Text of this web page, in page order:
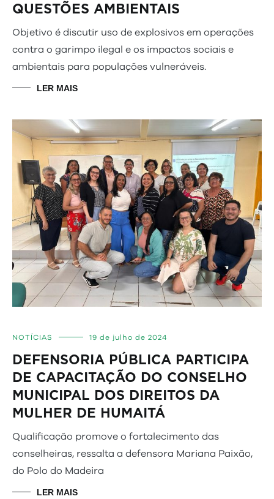
QUESTÕES AMBIENTAIS
Objetivo é discutir uso de explosivos em operações
contra o garimpo ilegal e os impactos sociais e
ambientais para populações vulneráveis.
LER MAIS
NOTÍCIAS 19 de julho de 2024
DEFENSORIA PÚBLICA PARTICIPA
DE CAPACITAÇÃO DO CONSELHO
MUNICIPAL DOS DIREITOS DA
MULHER DE HUMAITÁ
Qualificação promove o fortalecimento das
conselheiras, ressalta a defensora Mariana Paixão,
do Polo do Madeira
LER MAIS